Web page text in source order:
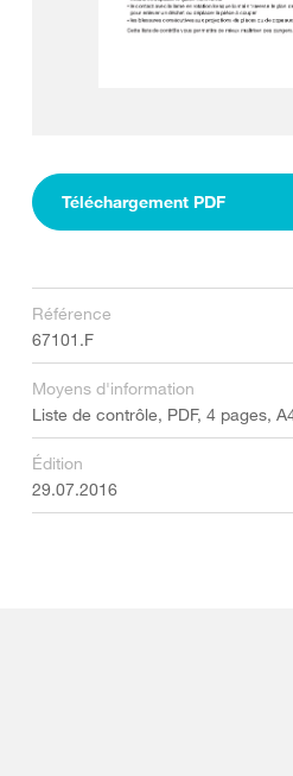
Téléchargement PDF
Référence
67101.F
Moyens d'information
Liste de contrôle, PDF, 4 pages,
Édition
29.07.2016